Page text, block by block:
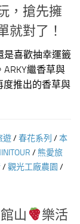
，搶先擁
就對了！
是喜歡抽幸運籤
繼香草與
度推出的香草與
遊/春花系列 /本
/ 熊愛旅
/觀光工廠農園 /
山
樂活